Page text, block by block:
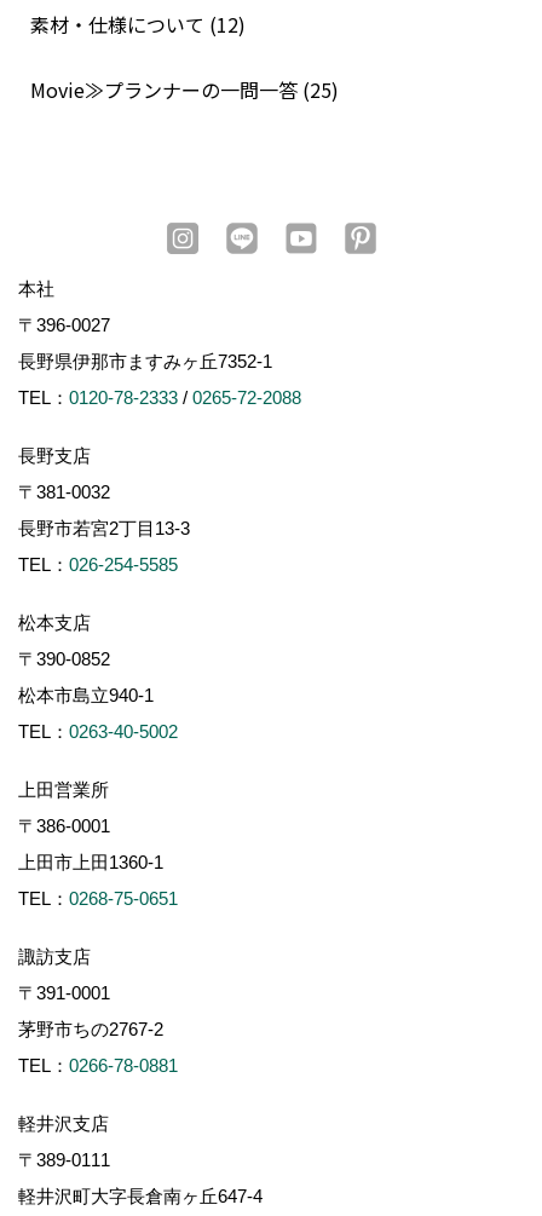
素材・仕様について (12)
Movie≫プランナーの一問一答 (25)
本社
〒396-0027
長野県伊那市ますみヶ丘7352-1
TEL： 0120-78-2333 / 0265-72-2088
長野支店
〒381-0032
長野市若宮2丁目13-3
TEL： 026-254-5585
松本支店
〒390-0852
松本市島立940-1
TEL： 0263-40-5002
上田営業所
〒386-0001
上田市上田1360-1
TEL： 0268-75-0651
諏訪支店
〒391-0001
茅野市ちの2767-2
TEL： 0266-78-0881
軽井沢支店
〒389-0111
軽井沢町大字長倉南ヶ丘647-4